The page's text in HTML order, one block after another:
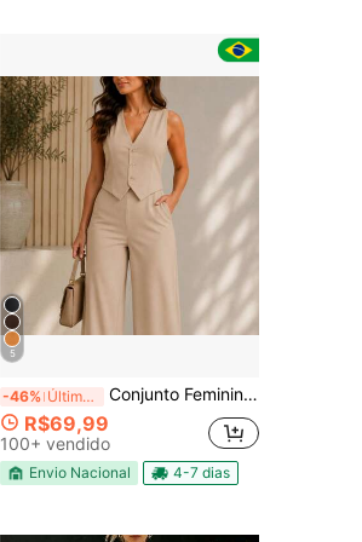
5
-46% Últimos 2 dias Conjunto Feminino Alfaiataria 2 Peças Colete com Botões e Calça Pantalona Social Elegante Verão
R$69,99
100+ vendido
Envio Nacional 4-7 dias